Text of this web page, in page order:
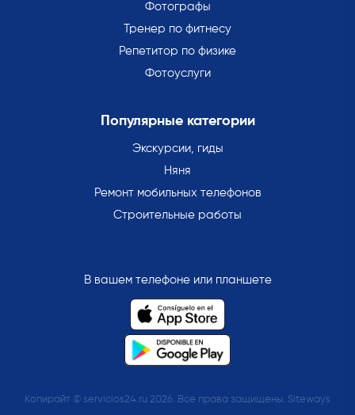
Фотографы
Тренер по фитнесу
Репетитор по физике
Фотоуслуги
Популярные категории
Экскурсии, гиды
Няня
Ремонт мобильных телефонов
Строительные работы
В вашем телефоне или планшете
Копирайт © servicios24.ru 2026. Все права защищены. Siteways